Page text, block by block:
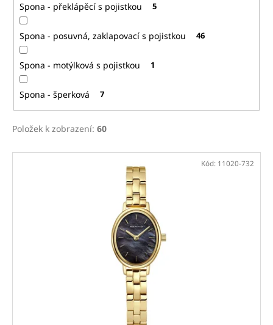
Spona - překlápěcí s pojistkou 5
Spona - posuvná, zaklapovací s pojistkou 46
Spona - motýlková s pojistkou 1
Spona - šperková 7
Položek k zobrazení: 60
V Kód: 11020-732